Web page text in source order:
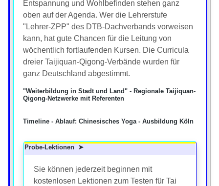
Entspannung und Wohlbefinden stehen ganz
oben auf der Agenda. Wer die Lehrerstufe
"Lehrer-ZPP" des DTB-Dachverbands vorweisen
kann, hat gute Chancen für die Leitung von
wöchentlich fortlaufenden Kursen. Die Curricula
dreier Taijiquan-Qigong-Verbände wurden für
ganz Deutschland abgestimmt.
"Weiterbildung in Stadt und Land" - Regionale Taijiquan-
Qigong-Netzwerke mit Referenten
Timeline - Ablauf: Chinesisches Yoga - Ausbildung Köln
Probe-Lektionen ➤
Sie können jederzeit beginnen mit
kostenlosen Lektionen zum Testen für Tai